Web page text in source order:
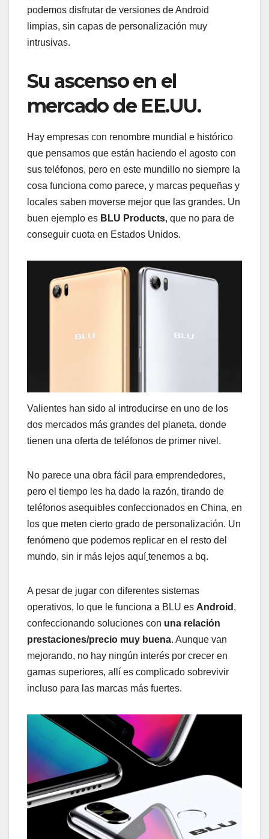
podemos disfrutar de versiones de Android
limpias, sin capas de personalización muy
intrusivas.
Su ascenso en el
mercado de EE.UU.
Hay empresas con renombre mundial e histórico
que pensamos que están haciendo el agosto con
sus teléfonos, pero en este mundillo no siempre la
cosa funciona como parece, y marcas pequeñas y
locales saben moverse mejor que las grandes. Un
buen ejemplo es BLU Products, que no para de
conseguir cuota en Estados Unidos.
Valientes han sido al introducirse en uno de los
dos mercados más grandes del planeta, donde
tienen una oferta de teléfonos de primer nivel.
No parece una obra fácil para emprendedores,
pero el tiempo les ha dado la razón, tirando de
teléfonos asequibles confeccionados en China, en
los que meten cierto grado de personalización. Un
fenómeno que podemos replicar en el resto del
mundo, sin ir más lejos aquí tenemos a bq.
A pesar de jugar con diferentes sistemas
operativos, lo que le funciona a BLU es Android ,
confeccionando soluciones con una relación
prestaciones/precio muy buena. Aunque van
mejorando, no hay ningún interés por crecer en
gamas superiores, allí es complicado sobrevivir
incluso para las marcas más fuertes.